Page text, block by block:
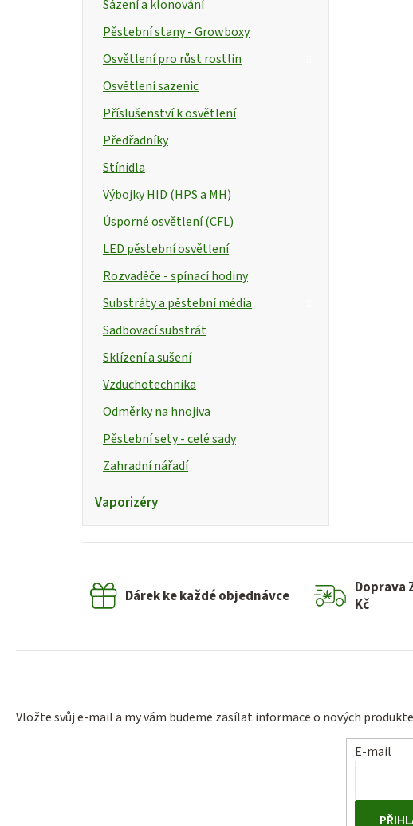
Sázení a klonování
Pěstební stany - Growboxy
Osvětlení pro růst rostlin
Osvětlení sazenic
Příslušenství k osvětlení
Předřadníky
Stínidla
Výbojky HID (HPS a MH)
Úsporné osvětlení (CFL)
LED pěstební osvětlení
Rozvaděče - spínací hodiny
Substráty a pěstební média
Sadbovací substrát
Sklízení a sušení
Vzduchotechnika
Odměrky na hnojiva
Pěstební sety - celé sady
Zahradní nářadí
Vaporizéry
Dárek ke každé objednávce
Doprava
Kč
Vložte svůj e-mail a my vám budeme zasílat informace o nových
E-mail